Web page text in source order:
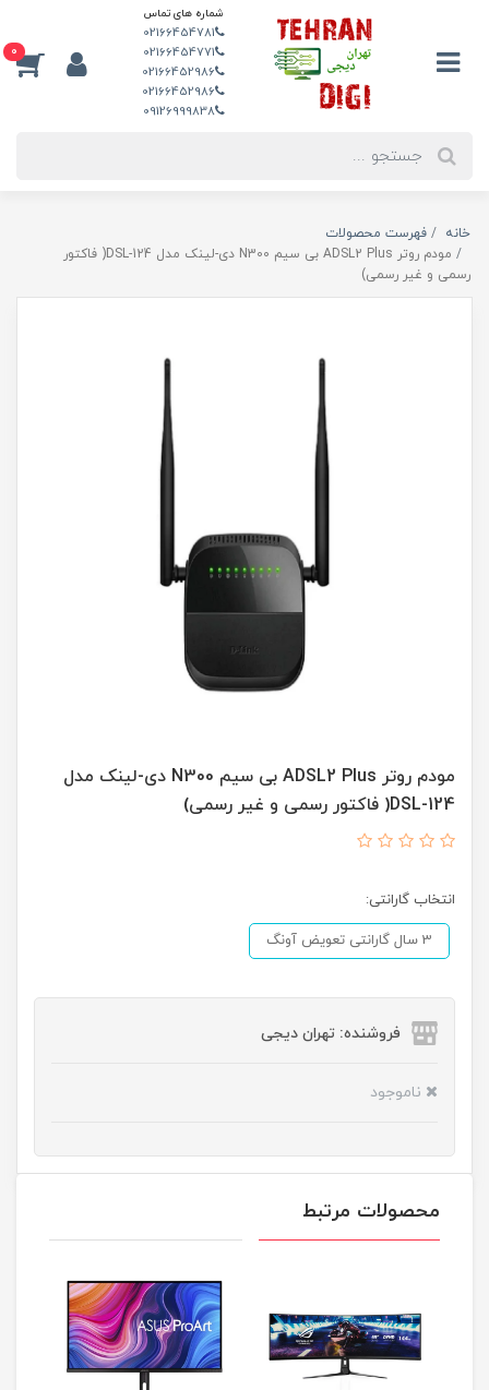
شماره های تماس
02166454781
02166454771
02166452986
02166452986
09126999838
0
خانه
فهرست محصولات
مودم روتر ADSL2 Plus بی سیم N300 دی-لینک مدل DSL-124( فاکتور
رسمی و غیر رسمی)
مودم روتر ADSL2 Plus بی سیم N300 دی-لینک مدل
DSL-124( فاکتور رسمی و غیر رسمی)
انتخاب گارانتی:
3 سال گارانتی تعویض آونگ
فروشنده: تهران دیجی
ناموجود
محصولات مرتبط